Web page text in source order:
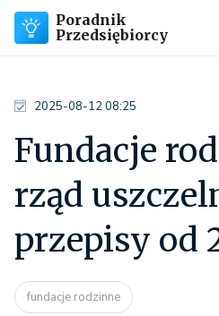
Poradnik
Przedsiębiorcy
2025-08-12 08:25
Fundacje
rząd
przepisy od
fundacje rodzinne